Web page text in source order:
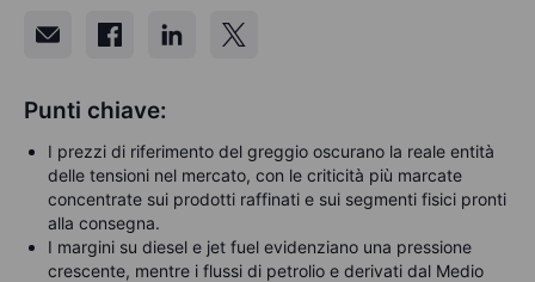
Punti chiave:
I prezzi di riferimento del greggio oscurano la reale entità
delle tensioni nel mercato, con le criticità più marcate
concentrate sui prodotti raffinati e sui segmenti fisici pronti
alla consegna.
I margini su diesel e jet fuel evidenziano una pressione
crescente, mentre i flussi di petrolio e derivati dal Medio